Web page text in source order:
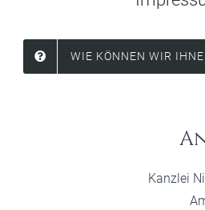
WIE KÖNNEN WIR
Kanzlei